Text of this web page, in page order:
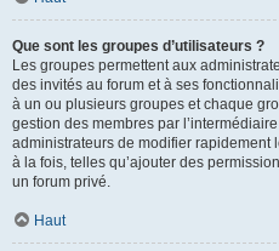
Que sont les groupes d’utilisateurs ?
Les groupes permettent aux
des invités au forum et à ses
à un ou plusieurs groupes et chaque
gestion des membres par
administrateurs de modifier rapidement
à la fois, telles qu’ajouter des
un forum privé.
Haut